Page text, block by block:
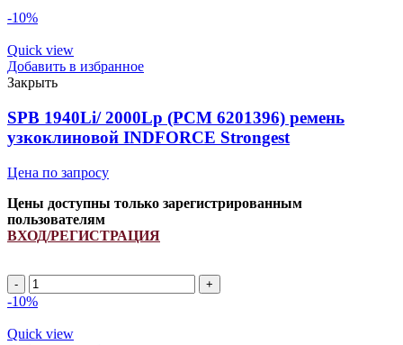
-10%
Quick view
Добавить в избранное
Закрыть
SPB 1940Li/ 2000Lp (PCM 6201396) ремень
узкоклиновой INDFORCE Strongest
Цена по запросу
Цены доступны только зарегистрированным
пользователям
ВХОД/РЕГИСТРАЦИЯ
SPB
1940Li/
(PCM
-10%
Quick view